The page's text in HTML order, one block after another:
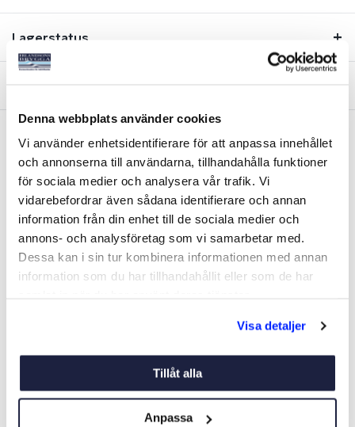
Denna webbplats använder cookies
Vi använder enhetsidentifierare för att anpassa innehållet
och annonserna till användarna, tillhandahålla funktioner
för sociala medier och analysera vår trafik. Vi
vidarebefordrar även sådana identifierare och annan
information från din enhet till de sociala medier och
annons- och analysföretag som vi samarbetar med.
Dessa kan i sin tur kombinera informationen med annan
information som du har tillhandahållit eller som de har
Visa detaljer
Tillåt alla
Anpassa
Lagerstatus
Liknande produkter
Art nr: 900002
FURLEX 104S Ø6-10500
STALOK
Art nr: 901076
15 449 kr